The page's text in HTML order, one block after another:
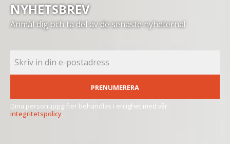
NYHETSBREV
Anmäl dig och ta del av de senaste nyheterna!
PRENUMERERA
Dina personuppgifter behandlas i enlighet med vår
integritetspolicy.